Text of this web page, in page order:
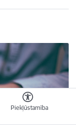
Piekļūstamība